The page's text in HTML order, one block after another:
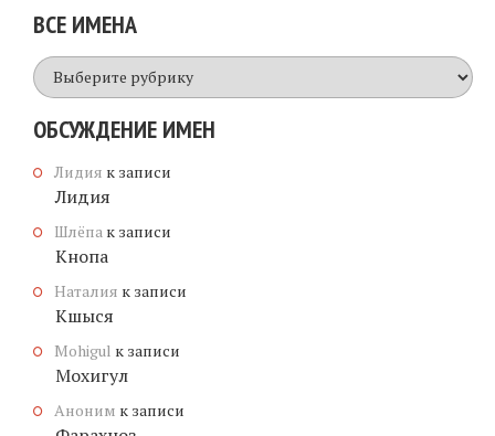
ВСЕ ИМЕНА
Все
имена
ОБСУЖДЕНИЕ ИМЕН
Лидия к записи
Лидия
Шлёпа к записи
Кнопа
Наталия к записи
Кшыся
Mohigul к записи
Мохигул
Аноним к записи